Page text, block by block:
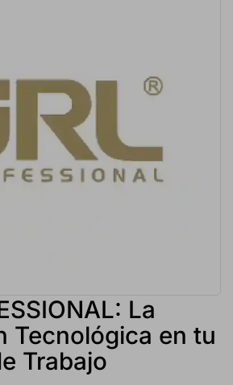
La
Tecnológica en tu
Trabajo